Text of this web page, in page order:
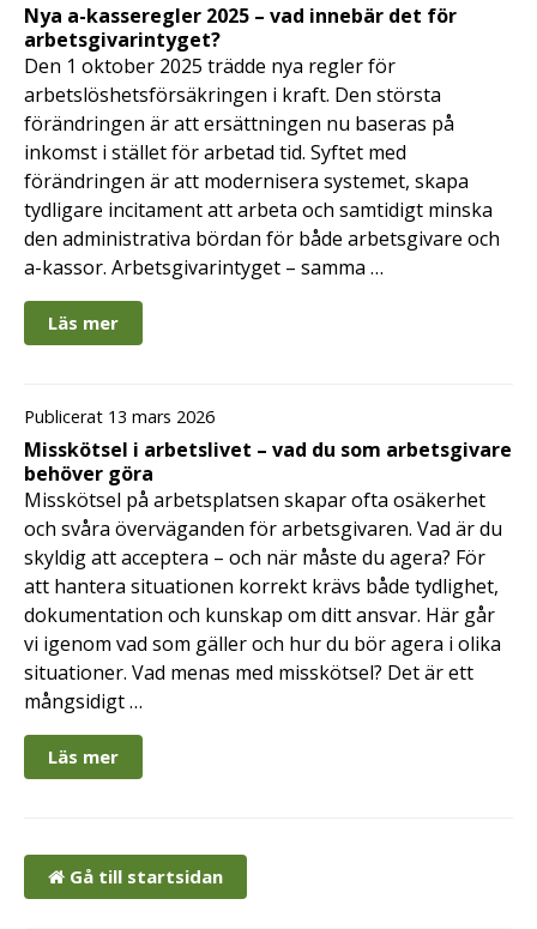
Nya a-kasseregler 2025 – vad innebär det för
arbetsgivarintyget?
Den 1 oktober 2025 trädde nya regler för
arbetslöshetsförsäkringen i kraft. Den största
förändringen är att ersättningen nu baseras på
inkomst i stället för arbetad tid. Syftet med
förändringen är att modernisera systemet, skapa
tydligare incitament att arbeta och samtidigt minska
den administrativa bördan för både arbetsgivare och
a-kassor. Arbetsgivarintyget – samma …
Läs mer
Publicerat 13 mars 2026
Misskötsel i arbetslivet – vad du som arbetsgivare
behöver göra
Misskötsel på arbetsplatsen skapar ofta osäkerhet
och svåra överväganden för arbetsgivaren. Vad är du
skyldig att acceptera – och när måste du agera? För
att hantera situationen korrekt krävs både tydlighet,
dokumentation och kunskap om ditt ansvar. Här går
vi igenom vad som gäller och hur du bör agera i olika
situationer. Vad menas med misskötsel? Det är ett
mångsidigt …
Läs mer
Gå till startsidan